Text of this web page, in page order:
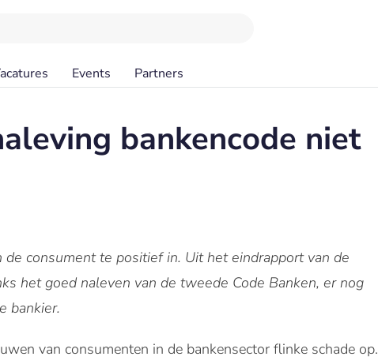
Events Partners
bankencode niet
consument te positief in. Uit het eindrapport van de
het goed naleven van de tweede Code Banken, er nog
bankier.
van consumenten in de bankensector flinke schade op.